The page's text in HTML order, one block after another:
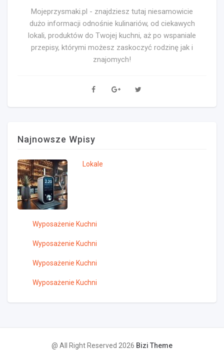
Mojeprzysmaki.pl - znajdziesz tutaj niesamowicie
dużo informacji odnośnie kulinariów, od ciekawych
lokali, produktów do Twojej kuchni, aż po wspaniale
przepisy, którymi możesz zaskoczyć rodzinę jak i
znajomych!
Najnowsze Wpisy
Lokale
Wyposażenie Kuchni
Wyposażenie Kuchni
Wyposażenie Kuchni
Wyposażenie Kuchni
@ All Right Reserved 2026 Bizi Theme